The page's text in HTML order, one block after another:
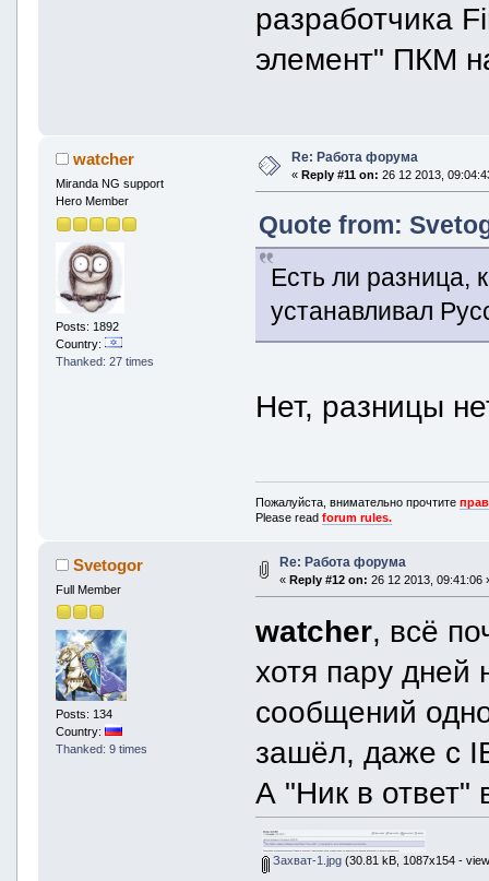
разработчика
элемент" ПКМ
watcher
Miranda NG support
Hero Member
Posts: 1892
Country:
Thanked: 27 times
Re: Работа форума
« Reply #11 on: 26 12 2013,
Quote from:
Есть ли разница,
устанавливал
Нет, разницы
Пожалуйста, внимательно прочтите
Please readforum rules.
Svetogor
Full Member
Posts: 134
Country:
Thanked: 9 times
Re: Работа форума
« Reply #12 on: 26 12 2013, 09:41:06
watcher, всё
хотя пару дней
сообщений
зашёл, даже с
А "Ник в ответ"
Захват-1.jpg(30.81 kB, 1087x154 -